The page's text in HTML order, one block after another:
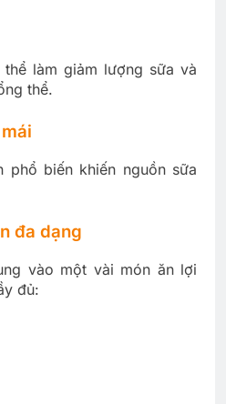
làm giảm lượng sữa và
thể.
phổ biến khiến nguồn sữa
đa dạng
vào một vài món ăn lợi
đủ: